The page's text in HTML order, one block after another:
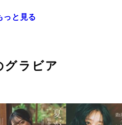
っと見る
グラビア